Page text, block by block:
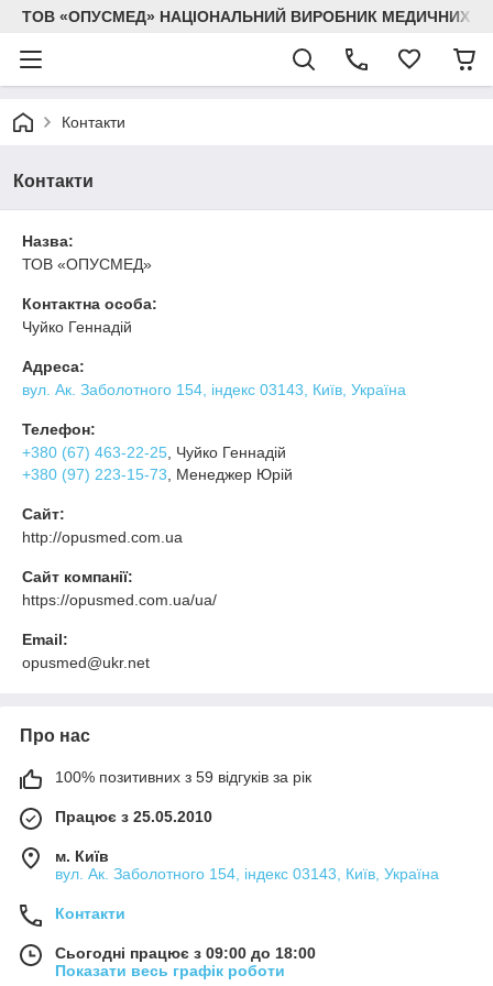
ТОВ «ОПУСМЕД» НАЦІОНАЛЬНИЙ ВИРОБНИК МЕДИЧНИХ
Контакти
Контакти
Назва:
ТОВ «ОПУСМЕД»
Контактна особа:
Чуйко Геннадій
Адреса:
вул. Ак. Заболотного 154, індекс 03143, Київ, Україна
Телефон:
+380 (67) 463-22-25 , Чуйко Геннадій
+380 (97) 223-15-73 , Менеджер Юрій
Сайт:
http://opusmed.com.ua
Сайт компанії:
https://opusmed.com.ua/ua/
Email:
opusmed@ukr.net
Про нас
100% позитивних з 59 відгуків за рік
Працює з 25.05.2010
м. Київ
вул. Ак. Заболотного 154, індекс 03143, Київ, Україна
Контакти
Сьогодні працює з 09:00 до 18:00
Показати весь графік роботи